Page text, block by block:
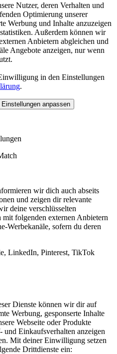
Nutzer, deren Verhalten und
Optimierung unserer
Werbung und Inhalte anzuzeigen
Außerdem können wir
Anbietern abgleichen und
Angebote anzeigen, nur wenn
in den Einstellungen
.
Einstellungen anpassen
wir dich auch abseits
und zeigen dir relevante
deine verschlüsselten
mit folgenden externen Anbietern
Werbekanäle, sofern du deren
LinkedIn, Pinterest, TikTok
Dienste können wir dir auf
Werbung, gesponserte Inhalte
Webseite oder Produkte
und Einkaufsverhalten anzeigen
Mit deiner Einwilligung setzen
Drittdienste ein: